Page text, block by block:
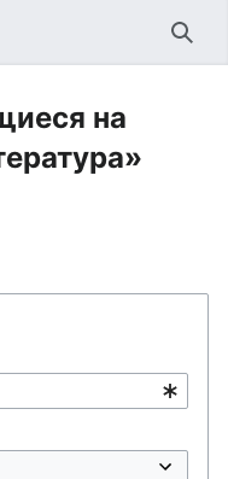
на